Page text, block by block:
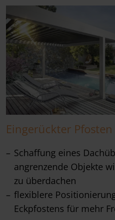
Eingerückter Pfosten
Schaffung eines
angrenzende Objekte
zu überdachen
flexiblere
Eckpfostens für mehr